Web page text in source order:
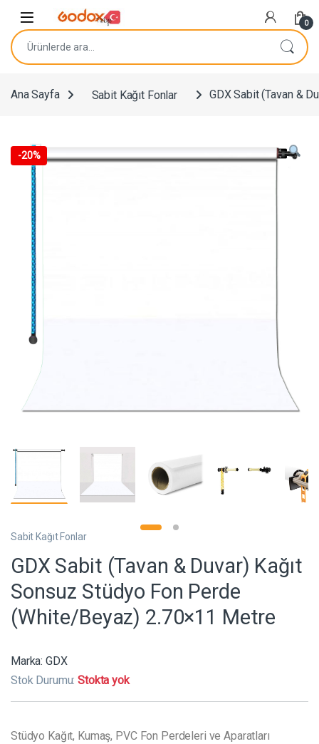
0
Ara:
Ana Sayfa Sabit Kağıt Fonlar GDX Sabit (Tavan &
-20%
Sabit Kağıt Fonlar
GDX Sabit (Tavan & Duvar) Kağıt
Sonsuz Stüdyo Fon Perde
(White/Beyaz) 2.70×11 Metre
Marka: GDX
Stok Durumu:Stokta yok
Stüdyo Kağıt, Kumaş, PVC Fon Perdeleri ve Aparatları